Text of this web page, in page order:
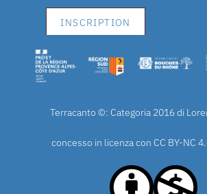
Terracanto ©: Categoria 2016 di
concesso in licenza con CC BY-NC